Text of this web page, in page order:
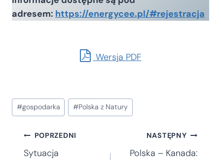
adresem: https://energycee.pl/#rejestracja
Wersja PDF
Tagi
wpisu:
#gospodarka #Polska z Natury
Nawigacja
POPRZEDNI
Sytuacja
NASTĘPNY
Polska – Kanada: